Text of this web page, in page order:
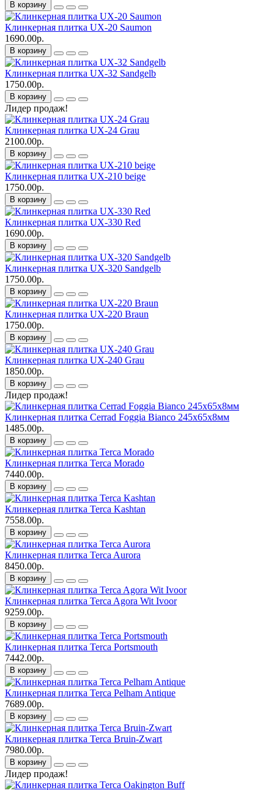
В корзину
Клинкерная плитка UX-20 Saumon
1690.00р.
В корзину
Клинкерная плитка UX-32 Sandgelb
1750.00р.
В корзину
Лидер продаж!
Клинкерная плитка UX-24 Grau
2100.00р.
В корзину
Клинкерная плитка UX-210 beige
1750.00р.
В корзину
Клинкерная плитка UX-330 Red
1690.00р.
В корзину
Клинкерная плитка UX-320 Sandgelb
1750.00р.
В корзину
Клинкерная плитка UX-220 Braun
1750.00р.
В корзину
Клинкерная плитка UX-240 Grau
1850.00р.
В корзину
Лидер продаж!
Клинкерная плитка Cerrad Foggia Bianco 245х65х8мм
1485.00р.
В корзину
Клинкерная плитка Terca Morado
7440.00р.
В корзину
Клинкерная плитка Terca Kashtan
7558.00р.
В корзину
Клинкерная плитка Terca Aurora
8450.00р.
В корзину
Клинкерная плитка Terca Agora Wit Ivoor
9259.00р.
В корзину
Клинкерная плитка Terca Portsmouth
7442.00р.
В корзину
Клинкерная плитка Terca Pelham Antique
7689.00р.
В корзину
Клинкерная плитка Terca Bruin-Zwart
7980.00р.
В корзину
Лидер продаж!